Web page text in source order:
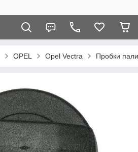
OPEL Opel Vectra Пробки